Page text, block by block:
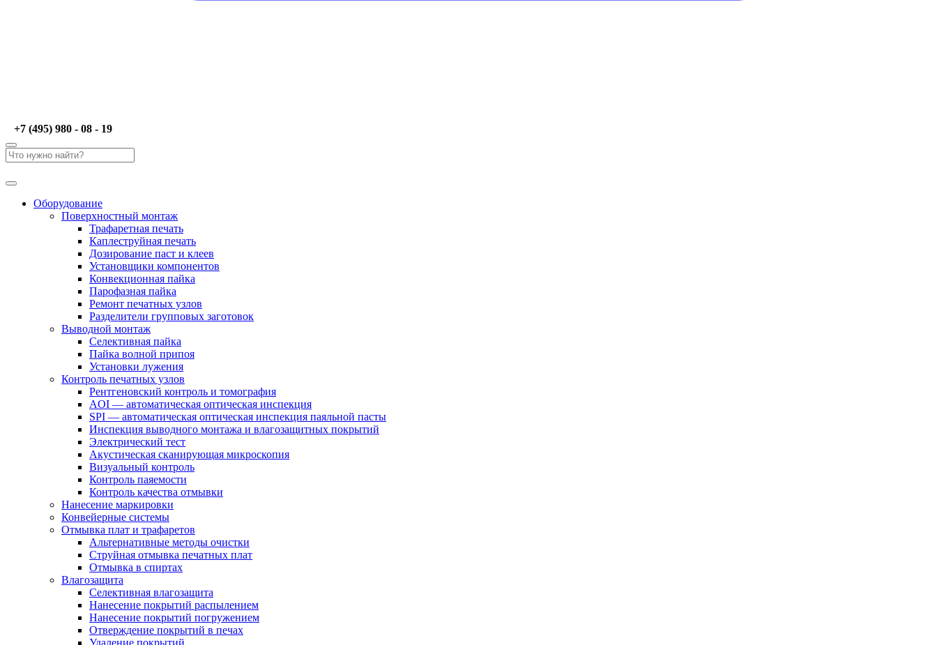
+7 (495) 980 - 08 - 19
Оборудование
Поверхностный монтаж
Трафаретная печать
Каплеструйная печать
Дозирование паст и клеев
Установщики компонентов
Конвекционная пайка
Парофазная пайка
Ремонт печатных узлов
Разделители групповых заготовок
Выводной монтаж
Селективная пайка
Пайка волной припоя
Установки лужения
Контроль печатных узлов
Рентгеновский контроль и томография
AOI — автоматическая оптическая инспекция
SPI — автоматическая оптическая инспекция паяльной пасты
Инспекция выводного монтажа и влагозащитных покрытий
Электрический тест
Акустическая сканирующая микроскопия
Визуальный контроль
Контроль паяемости
Контроль качества отмывки
Нанесение маркировки
Конвейерные системы
Отмывка плат и трафаретов
Альтернативные методы очистки
Струйная отмывка печатных плат
Отмывка в спиртах
Влагозащита
Селективная влагозащита
Нанесение покрытий распылением
Нанесение покрытий погружением
Отверждение покрытий в печах
Удаление покрытий